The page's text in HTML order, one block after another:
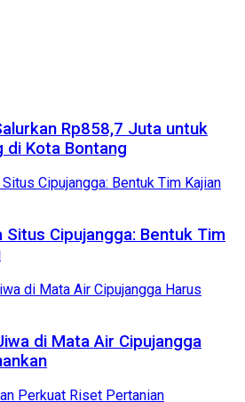
Rp858,7 Juta untuk
di Kota Bontang
Situs Cipujangga: Bentuk Tim
di Mata Air Cipujangga